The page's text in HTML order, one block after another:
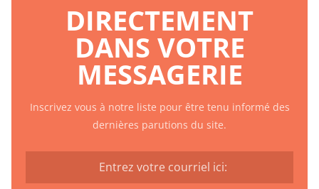
DIRECTEMENT
DANS VOTRE
MESSAGERIE
Inscrivez vous à notre liste pour être tenu informé des
dernières parutions du site.